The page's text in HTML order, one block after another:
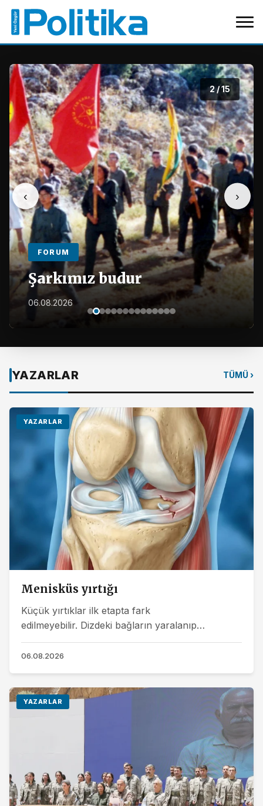
FORUM
Şarkımız budur
06.08.2026
‹ ›
2/ 15
YAZARLAR TÜMÜ ›
YAZARLAR
Menisküs yırtığı
Küçük yırtıklar ilk etapta fark
edilmeyebilir. Dizdeki bağların yaralanıp
yaralanmaması hastalığın seyrini etkiler.
Hareketliliğinin kalıcı...
06.08.2026
YAZARLAR